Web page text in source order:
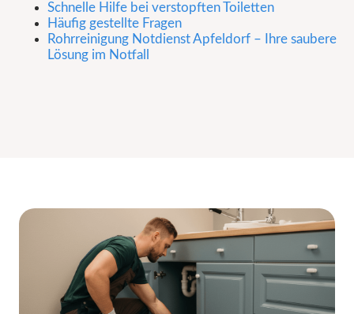
Schnelle Hilfe bei verstopften Toiletten
Häufig gestellte Fragen
Rohrreinigung Notdienst Apfeldorf – Ihre saubere
Lösung im Notfall